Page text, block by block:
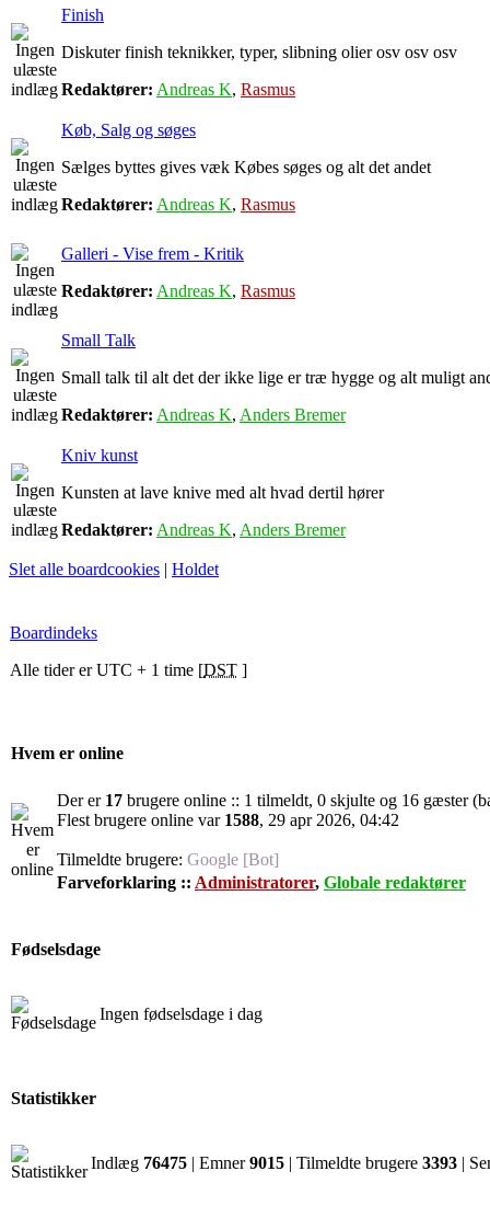
Finish
Diskuter finish teknikker, typer, slibning olier osv osv osv
Redaktører: Andreas K, Rasmus
Køb, Salg og søges
Sælges byttes gives væk Købes søges og alt det andet
Redaktører: Andreas K, Rasmus
Galleri - Vise frem - Kritik
Redaktører: Andreas K, Rasmus
Small Talk
Small talk til alt det der ikke lige er træ hygge og alt muligt
Redaktører: Andreas K, Anders Bremer
Kniv kunst
Kunsten at lave knive med alt hvad dertil hører
Redaktører: Andreas K, Anders Bremer
Slet alle boardcookies | Holdet
Boardindeks
Alle tider er UTC + 1 time [DST ]
Hvem er online
Der er 17 brugere online :: 1 tilmeldt, 0 skjulte og 16 gæster
Flest brugere online var 1588, 29 apr 2026, 04:42
Tilmeldte brugere: Google [Bot]
Farveforklaring :: Administratorer, Globale redaktører
Fødselsdage
Ingen fødselsdage i dag
Statistikker
Indlæg 76475 | Emner9015 | Tilmeldte brugere 3393 |